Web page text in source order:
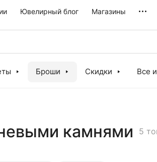
Ювелирный блог Магазины
Броши Скидки Все
камнями 5